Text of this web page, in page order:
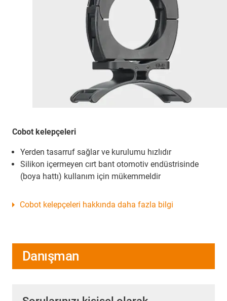
Cobot kelepçeleri
Yerden tasarruf sağlar ve kurulumu hızlıdır
Silikon içermeyen cırt bant otomotiv endüstrisinde
(boya hattı) kullanım için mükemmeldir
Cobot kelepçeleri hakkında daha fazla bilgi
Danışman